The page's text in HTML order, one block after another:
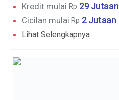
Kredit mulai Rp 29 Jutaan
Cicilan mulai Rp 2 Jutaan
Lihat Selengkapnya